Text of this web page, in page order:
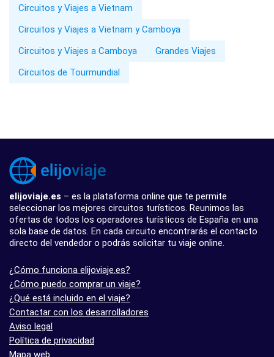
Circuitos y Viajes a Vietnam
Circuitos y Viajes a Vietnam y Camboya
Circuitos y Viajes a Camboya
Grandes Viajes
Circuitos de Tourmundial
elijoviaje.es – es la plataforma online que te permite
seleccionar los mejores circuitos turísticos. Reunimos las
ofertas de todos los operadores turísticos de España en una
sola base de datos. En cada circuito encontrarás el contacto
directo del vendedor o podrás solicitar tu viaje online.
¿Cómo funciona elijoviaje.es?
¿Cómo puedo comprar un viaje?
¿Qué está incluido en el viaje?
Contactar con los desarrolladores
Aviso legal
Política de privacidad
Mapa web